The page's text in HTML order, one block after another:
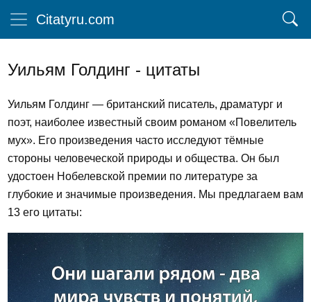
Citatyru.com
Уильям Голдинг - цитаты
Уильям Голдинг — британский писатель, драматург и
поэт, наиболее известный своим романом «Повелитель
мух». Его произведения часто исследуют тёмные
стороны человеческой природы и общества. Он был
удостоен Нобелевской премии по литературе за
глубокие и значимые произведения. Мы предлагаем вам
13 его цитаты: